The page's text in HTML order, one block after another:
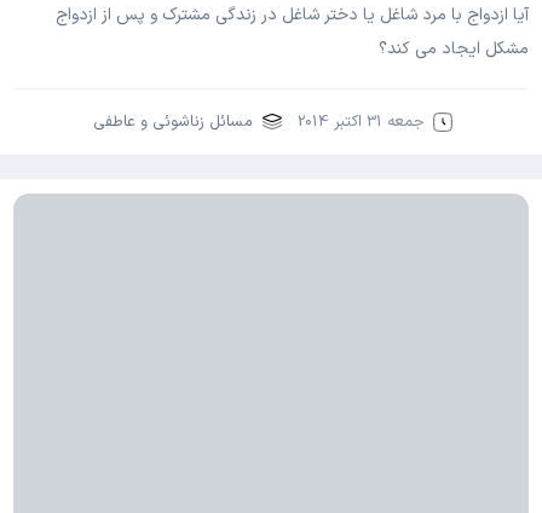
آیا ازدواج با مرد شاغل یا دختر شاغل در زندگی مشترک و پس از ازدواج
مشکل ایجاد می کند؟
جمعه 31 اکتبر 2014 مسائل زناشوئی و عاطفی